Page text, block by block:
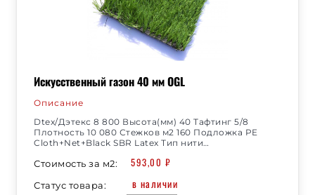
Искусственный газон 40 мм OGL
Описание
Dtex/Дэтекс 8 800 Высота(мм) 40 Тафтинг 5/8
Плотность 10 080 Стежков м2 160 Подложка PE
Cloth+Net+Black SBR Latex Тип нити…
Стоимость за м2: 593,00 ₽
Статус товара: в наличии